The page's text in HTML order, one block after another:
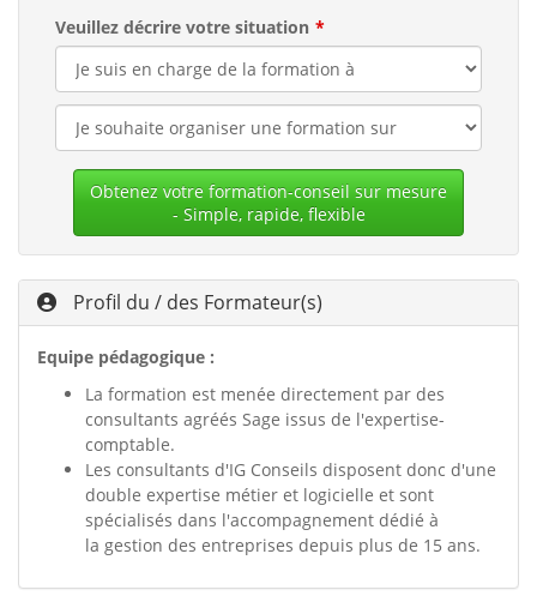
Veuillez décrire votre situation
Obtenez votre formation-conseil sur mesure
- Simple, rapide, flexible
Profil du / des Formateur(s)
Equipe pédagogique :
La formation est menée directement par des
consultants agréés Sage issus de l'expertise-
comptable.
Les consultants d'IG Conseils disposent donc d'une
double expertise métier et logicielle et sont
spécialisés dans l'accompagnement dédié à
la gestion des entreprises depuis plus de 15 ans.